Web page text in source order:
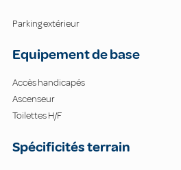
Parking extérieur
Equipement de base
Accès handicapés
Ascenseur
Toilettes H/F
Spécificités terrain